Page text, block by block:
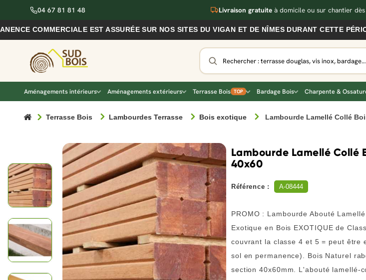
04 67 81 81 48 Livraison gratuiteà domicile ou sur chantier
EST ASSURÉE SUR NOS SITES DU VIGAN ET DE NÎMES DURANT CETTE PÉRIODE
Aménagements intérieurs Aménagements extérieurs Terrasse Bois TOP Bardage Bois Charpente &
Terrasse Bois Lambourdes Terrasse Bois exotique Lambourde Lamellé Collé
Lambourde Lamellé Collé
40x60
Référence : A-08444
PROMO : Lambourde Abouté
Exotique en Bois EXOTIQUE de
couvrant la classe 4 et 5 = peut être
sol en permanence). Bois Naturel
section 40x60mm. L'abouté lamellé-